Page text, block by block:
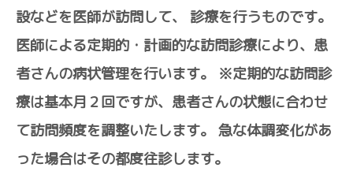
設などを医師が訪問して、 診療を行うものです。
医師による定期的・計画的な訪問診療により、患
者さんの病状管理を行います。 ※定期的な訪問診
療は基本月２回ですが、患者さんの状態に合わせ
て訪問頻度を調整いたします。 急な体調変化があ
った場合はその都度往診します。